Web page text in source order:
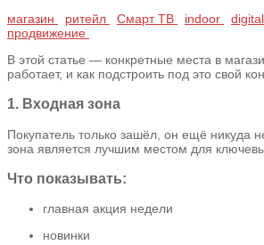
магазин
ритейл Смарт ТВ indoor
продвижение
В этой статье — конкретные места в
работает, и как подстроить под это свой
1. Входная зона
Покупатель только зашёл, он ещё никуда
зона является лучшим местом для
Что показывать:
главная акция недели
новинки